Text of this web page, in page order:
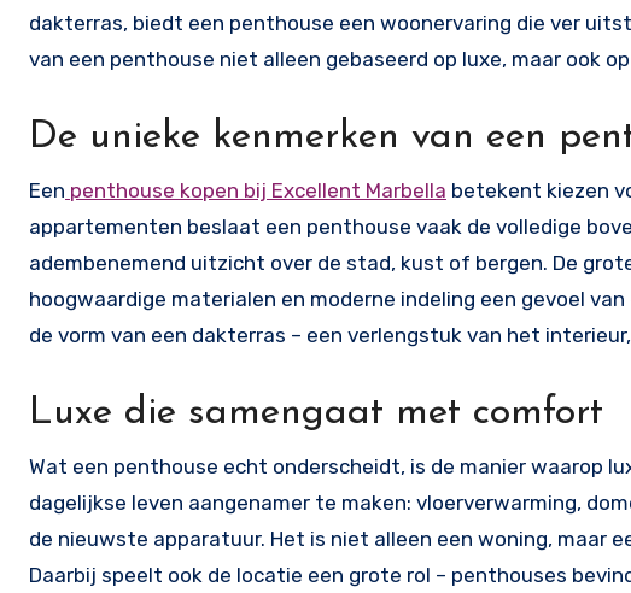
dakterras, biedt een penthouse een woonervaring die ver
van een penthouse niet alleen gebaseerd op luxe, maar ook
De unieke kenmerken van een
Een penthouse kopen bij Excellent Marbella betekent kiezen
appartementen beslaat een penthouse vaak de volledige
adembenemend uitzicht over de stad, kust of bergen. De
hoogwaardige materialen en moderne indeling een gevoel
de vorm van een dakterras – een verlengstuk van het
Luxe die samengaat met comfort
Wat een penthouse echt onderscheidt, is de manier waarop
dagelijkse leven aangenamer te maken: vloerverwarming,
de nieuwste apparatuur. Het is niet alleen een woning, maar
Daarbij speelt ook de locatie een grote rol – penthouses